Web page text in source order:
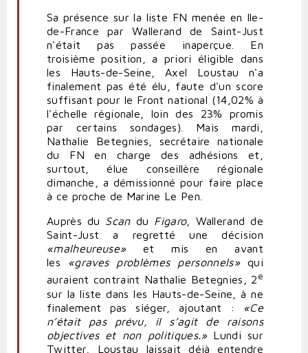
Sa présence sur la liste FN menée en Ile-
de-France par Wallerand de Saint-Just
n'était pas passée inaperçue. En
troisième position, a priori éligible dans
les Hauts-de-Seine, Axel Loustau n'a
finalement pas été élu, faute d'un score
suffisant pour le Front national (14,02% à
l'échelle régionale, loin des 23% promis
par certains sondages). Mais mardi,
Nathalie Betegnies, secrétaire nationale
du FN en charge des adhésions et,
surtout, élue conseillère régionale
dimanche, a démissionné pour faire place
à ce proche de Marine Le Pen.
Auprès du Scandu Figaro, Wallerand de
Saint-Just a regretté une décision
«malheureuse»et mis en avant
les «graves problèmes personnels»qui
auraient contraint Nathalie Betegnies, 2e
sur la liste dans les Hauts-de-Seine, à ne
finalement pas siéger, ajoutant : «Ce
n’était pas prévu, il s’agit de raisons
objectives et non politiques.»Lundi sur
Twitter, Loustau laissait déjà entendre